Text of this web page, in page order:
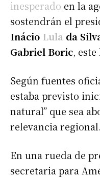
inesperado en la
sostendrán el
Inácio Lula da
Gabriel Boric,
Según fuentes
estaba previsto
natural” que sea
relevancia regional.
En una rueda de
secretaria para